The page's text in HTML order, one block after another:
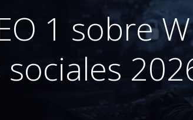
1 sobre
sociales